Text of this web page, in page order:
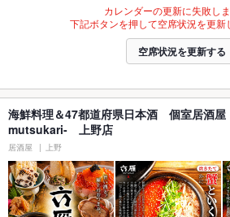
カレンダーの更新に失敗しま
下記ボタンを押して空席状況を更新
空席状況を更新する
海鮮料理＆47都道府県日本酒 個室居酒
mutsukari- 上野店
居酒屋 上野